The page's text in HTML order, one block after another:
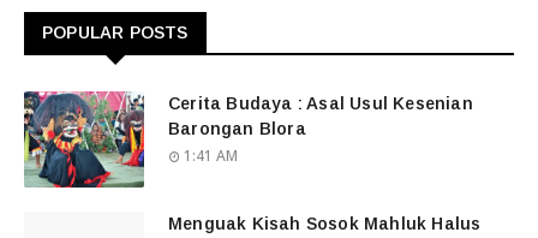
POPULAR POSTS
Cerita Budaya : Asal Usul Kesenian
Barongan Blora
1:41 AM
Menguak Kisah Sosok Mahluk Halus